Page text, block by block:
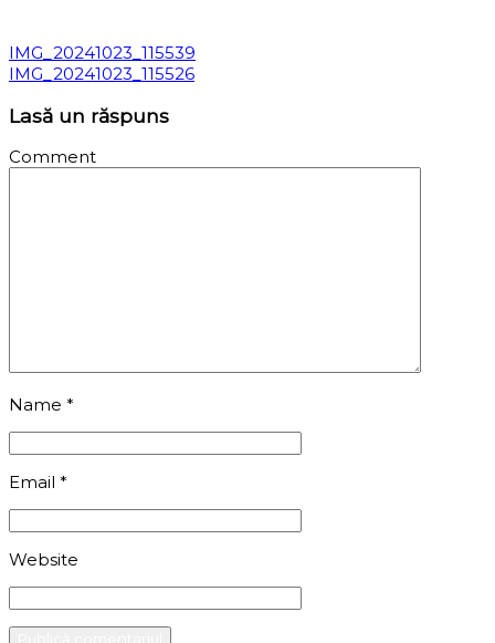
IMG_20241023_115539
IMG_20241023_115526
Lasă un răspuns
Comment
Name *
Email *
Website